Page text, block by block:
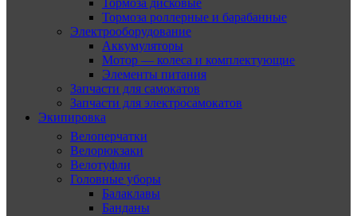
Тормоза роллерные и барабанные
Электрооборудование
Аккумуляторы
Мотор — колеса и комплектующие
Элементы питания
Запчасти для самокатов
Запчасти для электросамокатов
Экипировка
Велоперчатки
Велорюкзаки
Велотуфли
Головные уборы
Балаклавы
Банданы